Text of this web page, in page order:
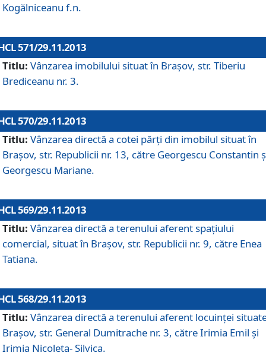
Kogălniceanu f.n.
571/29.11.2013
Titlu: Vânzarea imobilului situat în Braşov, str. Tiberiu
Brediceanu nr. 3.
570/29.11.2013
Titlu: Vânzarea directă a cotei părţi din imobilul situat în
Braşov, str. Republicii nr. 13, către Georgescu Constantin
Georgescu Mariane.
569/29.11.2013
Titlu: Vânzarea directă a terenului aferent spaţiului
comercial, situat în Braşov, str. Republicii nr. 9, către Enea
Tatiana.
568/29.11.2013
Titlu: Vânzarea directă a terenului aferent locuinţei
Braşov, str. General Dumitrache nr. 3, către Irimia Emil şi
Irimia Nicoleta- Silvica.